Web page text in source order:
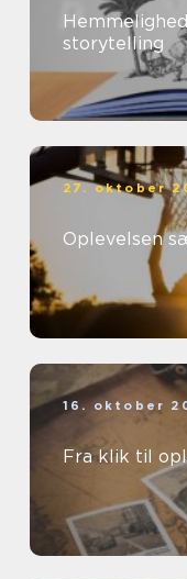
storytelling
27. oktober
Oplevelsen
16. oktober
Fra klik til